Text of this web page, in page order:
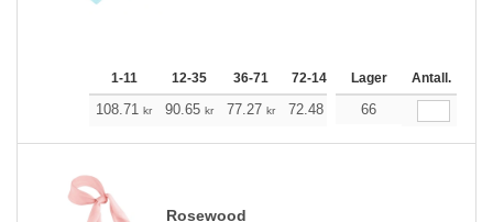
1-11 12-35 36-71 72-143 144-287 288 +
Lager Antall.
108.71 kr 90.65 kr 77.27 kr 72.48 68.91
66
Rosewood